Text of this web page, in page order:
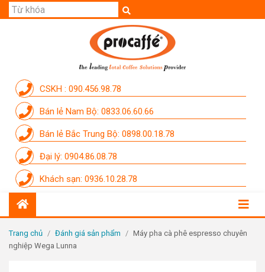
CSKH : 090.456.98.78
Bán lẻ Nam Bộ: 0833.06.60.66
Bán lẻ Bắc Trung Bộ: 0898.00.18.78
Đại lý: 0904.86.08.78
Khách sạn: 0936.10.28.78
DỊCH VỤ
CẨM NANG
THÀNH VIÊN PROCAFFE
KHUYẾN MÃI
SỰ KIỆN THƯƠNG HIỆU
LIÊN HỆ
Trang chủ / Đánh giá sản phẩm / Máy pha cà phê espresso chuyên
nghiệp Wega Lunna